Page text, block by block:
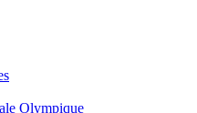
Olympique